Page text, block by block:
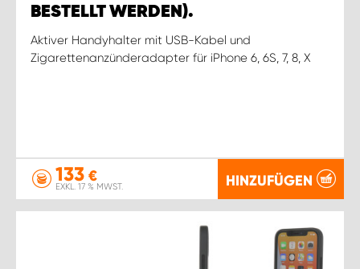
BESTELLT WERDEN).
Aktiver Handyhalter mit USB-Kabel und
Zigarettenanzünderadapter für iPhone 6, 6S, 7, 8, X
133 €
EXKL. 17 % MWST. HINZUFÜGEN